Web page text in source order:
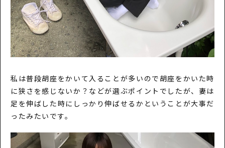
私は普段胡座をかいて入ることが多いので胡座をかいた時
に狭さを感じないか？などが選ぶポイントでしたが、妻は
足を伸ばした時にしっかり伸ばせるかということが大事だ
ったみたいです。